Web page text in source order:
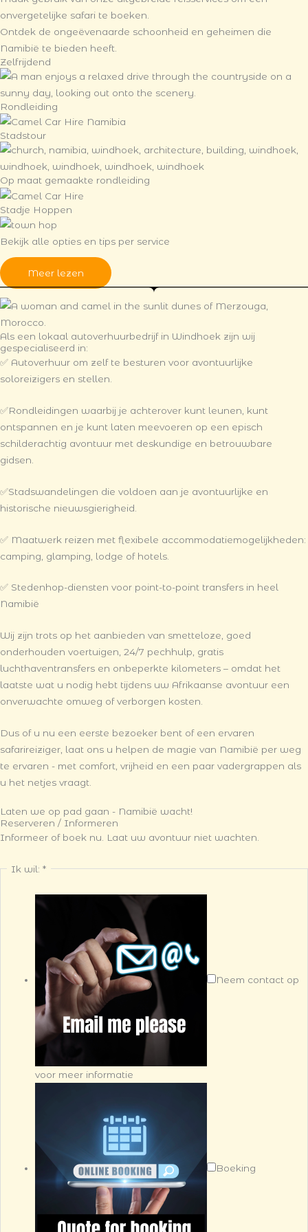
onvergetelijke safari te boeken.
Ontdek de ongeëvenaarde schoonheid en geheimen die
Namibië te bieden heeft.
Zelfrijdend
Rondleiding
Stadstour
Op maat gemaakte rondleiding
Stadje Hoppen
Bekijk alle opties en tips per service
Meer lezen
Als een lokaal autoverhuurbedrijf in Windhoek zijn wij
gespecialiseerd in:
✅ Autoverhuur om zelf te besturen voor avontuurlijke
soloreizigers en stellen.
✅Rondleidingen waarbij je achterover kunt leunen, kunt
ontspannen en je kunt laten meevoeren op een episch
schilderachtig avontuur met deskundige en betrouwbare
gidsen.
✅Stadswandelingen die voldoen aan je avontuurlijke en
historische nieuwsgierigheid.
✅ Maatwerk reizen met flexibele accommodatiemogelijkheden:
camping, glamping, lodge of hotels.
✅ Stedenhop-diensten voor point-to-point transfers in heel
Namibië
Wij zijn trots op het aanbieden van smetteloze, goed
onderhouden voertuigen, 24/7 pechhulp, gratis
luchthaventransfers en onbeperkte kilometers – omdat het
laatste wat u nodig hebt tijdens uw Afrikaanse avontuur een
onverwachte omweg of verborgen kosten.
Dus of u nu een eerste bezoeker bent of een ervaren
safarireiziger, laat ons u helpen de magie van Namibië per weg
te ervaren - met comfort, vrijheid en een paar vadergrappen als
u het netjes vraagt.
Laten we op pad gaan - Namibië wacht!
Reserveren / Informeren
Informeer of boek nu. Laat uw avontuur niet wachten.
Ik wil:*
Neem contact op
voor meer informatie
Boeking